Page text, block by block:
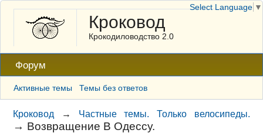
Кроковод
Крокодиловодство 2.0
Форум
Активные темы Темы без ответов
Кроковод → Частные темы. Только велосипеды.
→ Возвращение В Одессу.
Select Language ▼